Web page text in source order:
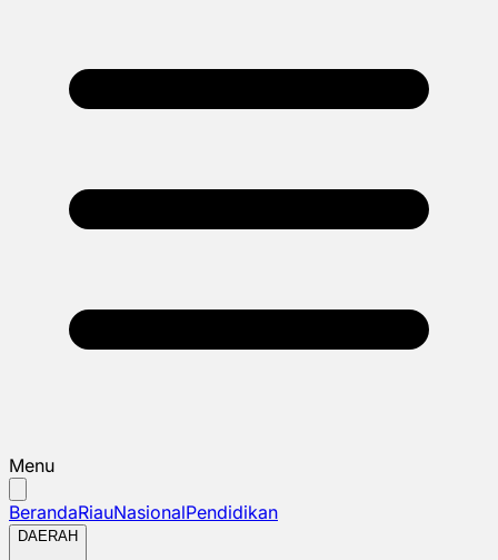
Menu
BerandaRiauNasionalPendidikan
DAERAH